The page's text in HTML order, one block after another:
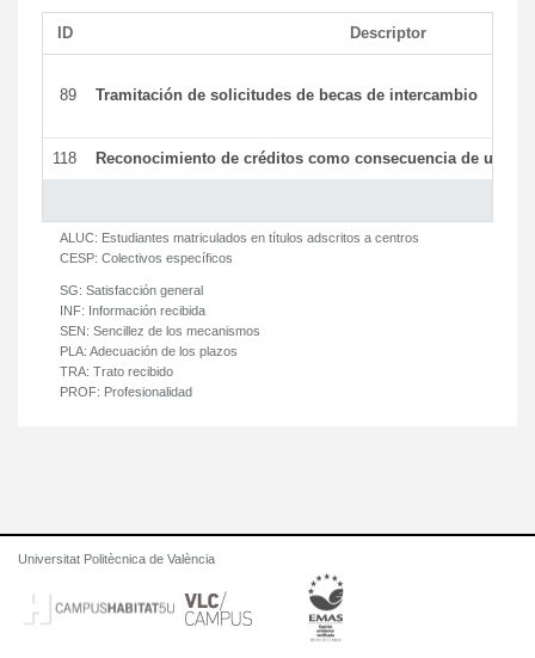
ID Descriptor
89 Tramitación de solicitudes de becas de intercambio
118 Reconocimiento de créditos como consecuencia de un
ALUC: Estudiantes matriculados en títulos adscritos a centros
CESP: Colectivos específicos
SG: Satisfacción general
INF: Información recibida
SEN: Sencillez de los mecanismos
PLA: Adecuación de los plazos
TRA: Trato recibido
PROF: Profesionalidad
Universitat Politècnica de València